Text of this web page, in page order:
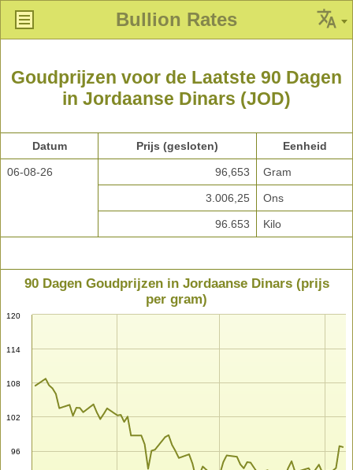
Bullion Rates
Goudprijzen voor de Laatste 90 Dagen
in Jordaanse Dinars (JOD)
Datum Prijs (gesloten) Eenheid
06-08-26 96,653 Gram
3.006,25 Ons
96.653 Kilo
90 Dagen Goudprijzen in Jordaanse Dinars (prijs
per gram)
96
102
108
114
120